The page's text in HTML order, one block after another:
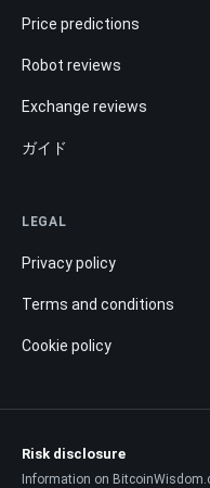
Price predictions
Robot reviews
Exchange reviews
ガイド
LEGAL
Privacy policy
Terms and conditions
Cookie policy
Risk disclosure
Information on